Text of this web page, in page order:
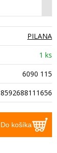
PILANA
1 ks
6090 115
8592688111656
Do košíka